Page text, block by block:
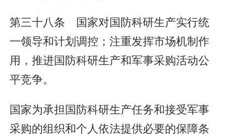
第三十八条 国家对国防科研生产实行统
一领导和计划调控；注重发挥市场机制作
用，推进国防科研生产和军事采购活动公
平竞争。
国家为承担国防科研生产任务和接受军事
采购的组织和个人依法提供必要的保障条